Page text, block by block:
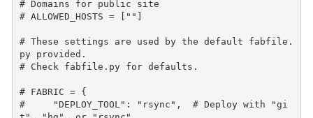
# Domains for public site
# ALLOWED_HOSTS = [""]
# These settings are used by the default fabfile.
py provided.
# Check fabfile.py for defaults.
# FABRIC = {
#     "DEPLOY_TOOL": "rsync",  # Deploy with "gi